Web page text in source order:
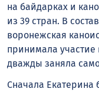
на байдарках и
из 39 стран. В
воронежская
принимала
дважды заняла
Сначала Екатерина